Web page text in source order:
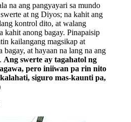
na ang pangyayari sa mundo
at ng Diyos; na kahit ang
kontrol dito, at walang
kahit anong bagay. Pinapaisip
kailangang magsikap at
bagay, at hayaan na lang na ang
Ang swerte ay tagahatol ng
pero iniiwan pa rin nito
siguro mas-kaunti pa,